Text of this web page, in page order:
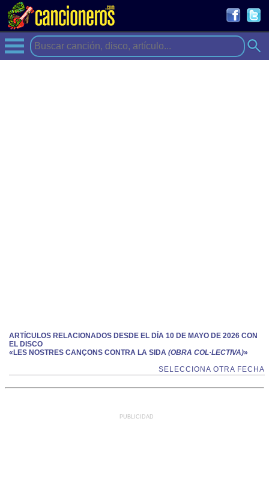
ARTÍCULOS RELACIONADOS DESDE EL DÍA 10 DE MAYO DE 2026 CON
EL DISCO
«LES NOSTRES CANÇONS CONTRA LA SIDA (OBRA COL·LECTIVA)»
SELECCIONA OTRA FECHA
PUBLICIDAD